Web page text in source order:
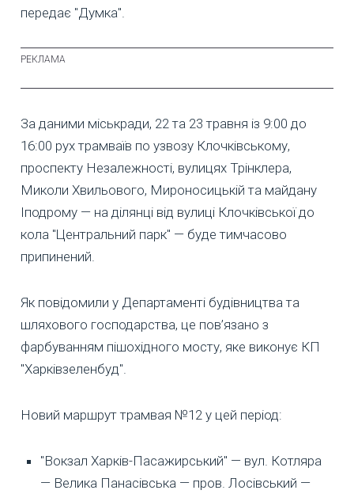
передає "Думка".
За даними міськради, 22 та 23 травня із 9:00 до
16:00 рух трамваїв по узвозу Клочківському,
проспекту Незалежності, вулицях Трінклера,
Миколи Хвильового, Мироносицькій та майдану
Іподрому — на ділянці від вулиці Клочківської до
кола "Центральний парк" — буде тимчасово
припинений.
Як повідомили у Департаменті будівництва та
шляхового господарства, це пов’язано з
фарбуванням пішохідного мосту, яке виконує КП
"Харківзеленбуд".
Новий маршрут трамвая №12 у цей період:
"Вокзал Харків-Пасажирський" — вул. Котляра
— Велика Панасівська — пров. Лосівський —